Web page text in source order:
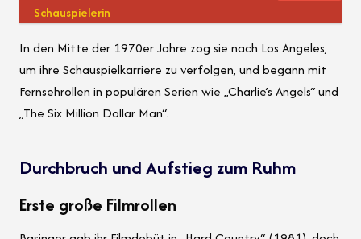
Schauspielerin
In den Mitte der 1970er Jahre zog sie nach Los Angeles,
um ihre Schauspielkarriere zu verfolgen, und begann mit
Fernsehrollen in populären Serien wie „Charlie’s Angels“ und
„The Six Million Dollar Man“.
Durchbruch und Aufstieg zum Ruhm
Erste große Filmrollen